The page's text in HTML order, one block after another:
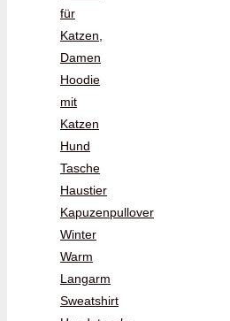
für
Katzen,
Damen
Hoodie
mit
Katzen
Hund
Tasche
Haustier
Kapuzenpullover
Winter
Warm
Langarm
Sweatshirt